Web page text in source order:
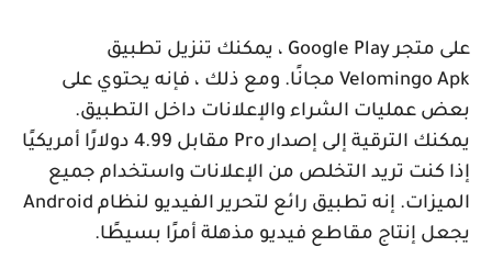
على متجرGoogle Play ، يمكنك تنزيل تطبيق
Velomingo Apk مجانًا. ومع ذلك ، فإنه يحتوي على
بعض عمليات الشراء والإعلانات داخل التطبيق.
يمكنك الترقية إلى إصدارPro
مقابل 4.99 دولارًا أمريكيًا
إذا كنت تريد التخلص من الإعلانات واستخدام جميع
الميزات. إنه تطبيق رائع لتحرير الفيديو لنظام Android
يجعل إنتاج مقاطع فيديو مذهلة أمرًا بسيطًا.